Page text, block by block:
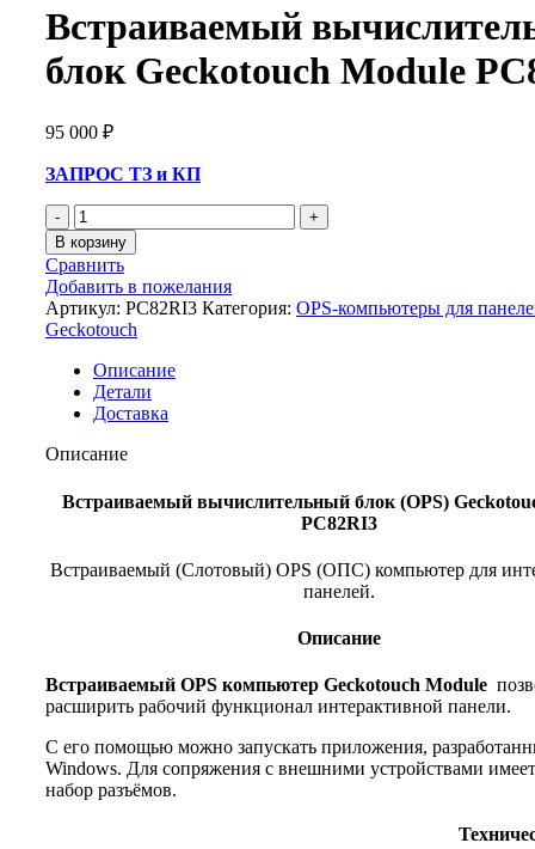
Встраиваемый
блок Geckotouch Module
95 000 ₽
ЗАПРОС ТЗ и КП
В корзину
Сравнить
Добавить в пожелания
Артикул: PC82RI3 Категория: OPS-компьютеры для
Geckotouch
Описание
Детали
Доставка
Описание
Встраиваемый вычислительный блок (OPS)
PC82RI3
Встраиваемый (Слотовый) OPS (ОПС) компьютер для
панелей.
Описание
Встраиваемый OPS компьютер Geckotouch Module
расширить рабочий функционал интерактивной панели.
С его помощью можно запускать приложения,
Windows. Для сопряжения с внешними устройствами
набор разъёмов.